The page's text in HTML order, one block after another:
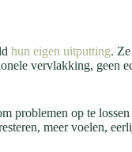
hun eigen uitputting.
vervlakking, geen
problemen op te
meer voelen,